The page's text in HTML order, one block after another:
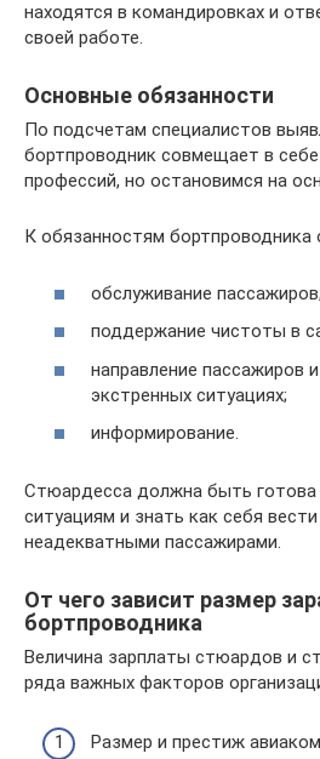
находятся в командировках и
своей работе.
Основные обязанности
По подсчетам специалистов
бортпроводник совмещает в
профессий, но остановимся на
К обязанностям бортпроводника
обслуживание пассажиров;
поддержание чистоты в
направление пассажиров
экстренных ситуациях;
информирование.
Стюардесса должна быть
ситуациям и знать как себя
неадекватными пассажирами.
От чего зависит размер
бортпроводника
Величина зарплаты стюардов и
ряда важных факторов
Размер и престиж